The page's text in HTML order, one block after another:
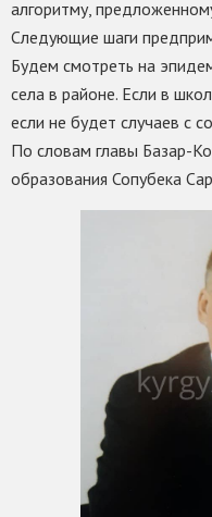
алгоритму,
Следующие шаги
Будем смотреть на
села в районе. Если в
если не будет случаев с
По словам главы Базар-
образования Сопубека